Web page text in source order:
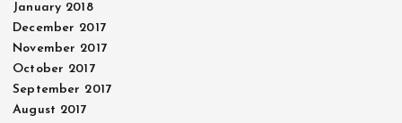
January 2018
December 2017
November 2017
October 2017
September 2017
August 2017